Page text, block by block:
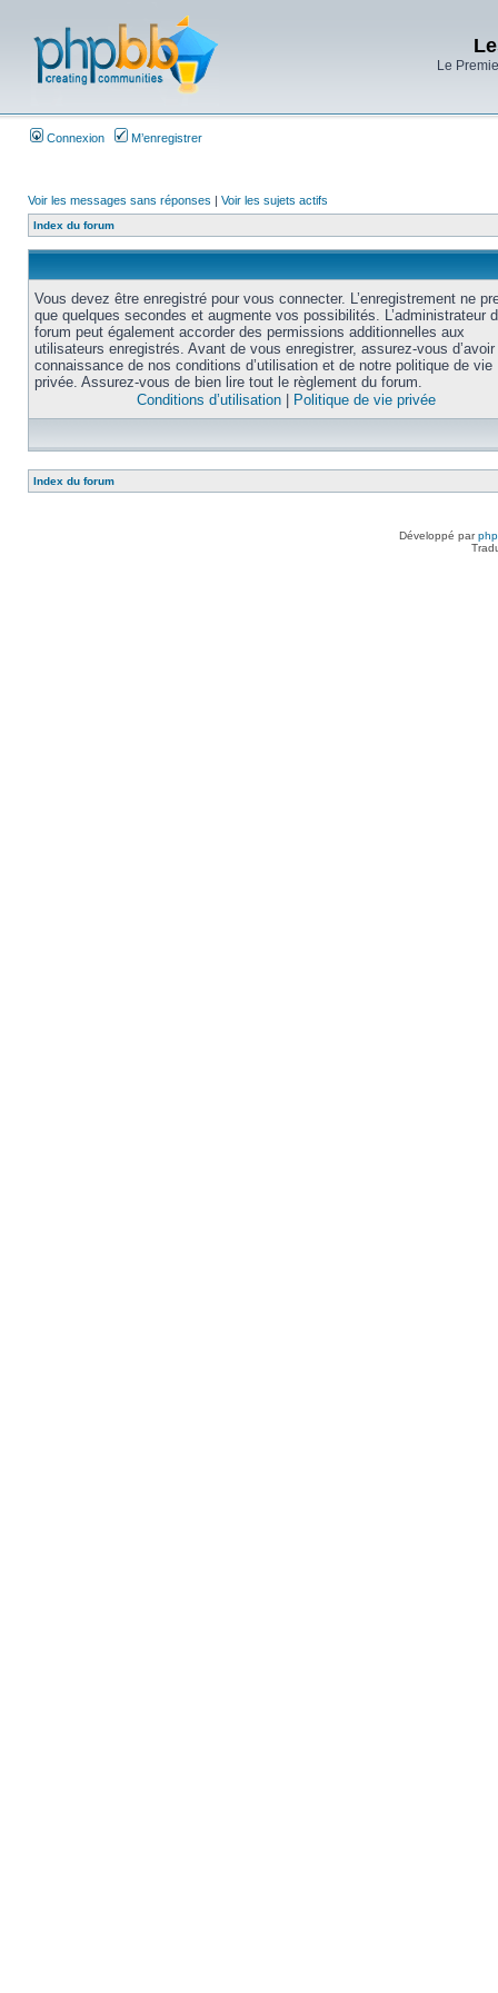
Le
Connexion M’enregistrer
Voir les messages sans réponses | Voir les sujets actifs
Index du forum
Vous devez être enregistré pour vous connecter. L’enregistrement ne
que quelques secondes et augmente vos possibilités. L’administrateur
forum peut également accorder des permissions additionnelles aux
utilisateurs enregistrés. Avant de vous enregistrer, assurez-vous
connaissance de nos conditions d’utilisation et de notre politique de vie
privée. Assurez-vous de bien lire tout le règlement du forum.
Conditions d’utilisation
Politique de vie privée
Index du forum
Développé par